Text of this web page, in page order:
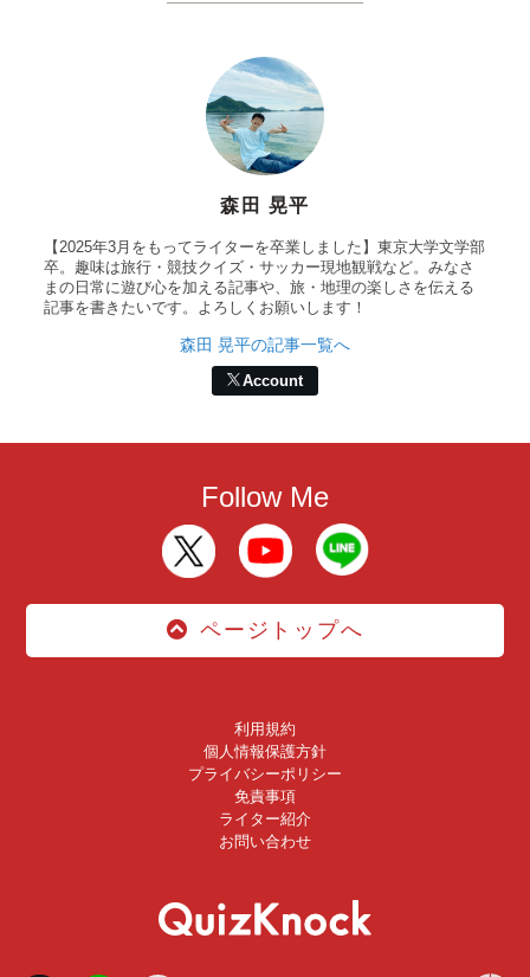
森田 晃平
【2025年3月をもってライターを卒業しました】東京大学文学部
卒。趣味は旅行・競技クイズ・サッカー現地観戦など。みなさ
まの日常に遊び心を加える記事や、旅・地理の楽しさを伝える
記事を書きたいです。よろしくお願いします！
森田 晃平の記事一覧へ
Account
Follow Me
ページトップへ
利用規約
個人情報保護方針
プライバシーポリシー
免責事項
ライター紹介
お問い合わせ